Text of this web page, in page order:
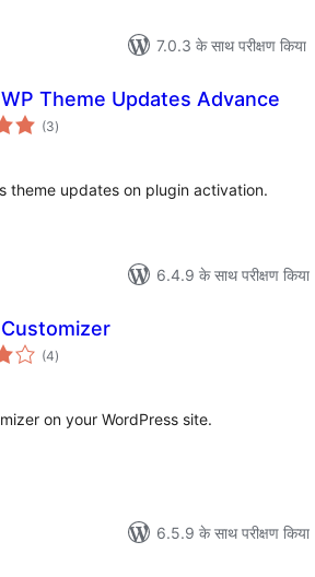
7.0.3 के साथ परीक्षण किया
Theme Updates Advance
(3कुल
दर)
theme updates on plugin activation.
6.4.9 के साथ परीक्षण किया
(4कुल
दर)
on your WordPress site.
6.5.9 के साथ परीक्षण किया